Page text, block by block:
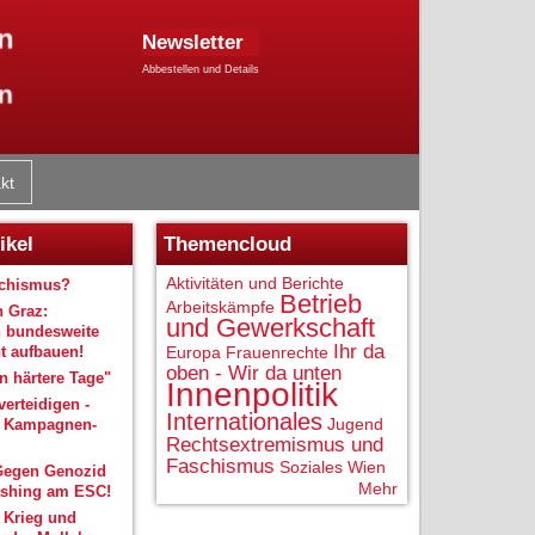
Newsletter
Abbestellen und Details
Graz:
bundesweite
aufbauen!
härtere Tage"
-
Genozid
am ESC!
Krieg und
Themencloud
Aktivitäten und Berichte
Arbeitskämpfe Betrieb
und Gewerkschaft
Europa Frauenrechte Ihr da
oben - Wir da unten
Innenpolitik
Internationales Jugend
Rechtsextremismus und
Faschismus Soziales Wien
Mehr